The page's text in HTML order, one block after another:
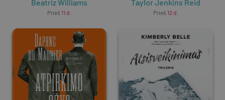
Beatriz Williams
Prieš 11 d.
Taylor Jenkins Reid
Prieš 12 d.